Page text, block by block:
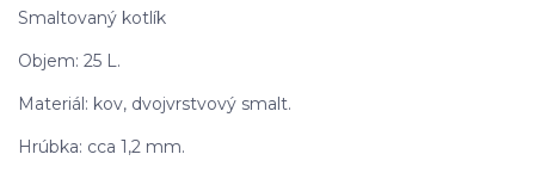
Smaltovaný kotlík
Objem: 25 L.
Materiál: kov, dvojvrstvový smalt.
Hrúbka: cca 1,2 mm.